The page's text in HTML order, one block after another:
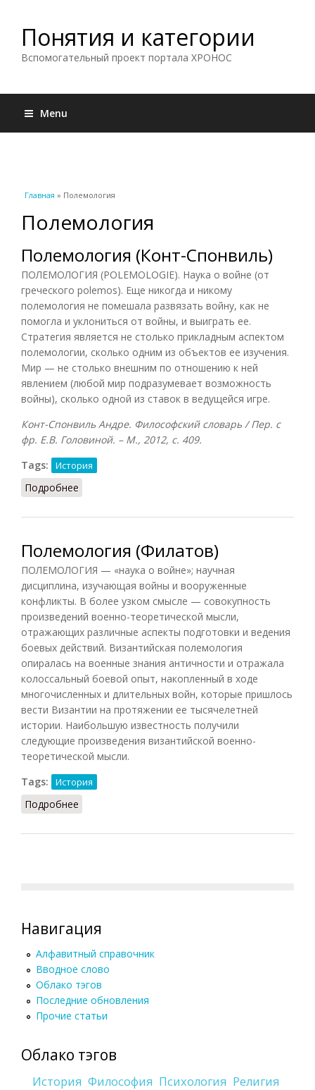
Понятия и категории
Вспомогательный проект портала ХРОНОС
Menu
Вы здесь
Главная » Полемология
Полемология
Полемология (Конт-Спонвиль)
ПОЛЕМОЛОГИЯ (POLEMOLOGIE). Наука о войне (от
греческого polemos). Еще никогда и никому
полемология не помешала развязать войну, как не
помогла и уклониться от войны, и выиграть ее.
Стратегия является не столько прикладным аспектом
полемологии, сколько одним из объектов ее изучения.
Мир — не столько внешним по отношению к ней
явлением (любой мир подразумевает возможность
войны), сколько одной из ставок в ведущейся игре.
Конт-Спонвиль Андре. Философский словарь / Пер. с
фр. Е.В. Головиной. – М., 2012, с. 409.
Tags:
История
Подробнее
Полемология (Филатов)
ПОЛЕМОЛОГИЯ — «наука о войне»; научная
дисциплина, изучающая войны и вооруженные
конфликты. В более узком смысле — совокупность
произведений военно-теоретической мысли,
отражающих различные аспекты подготовки и ведения
боевых действий. Византийская полемология
опиралась на военные знания античности и отражала
колоссальный боевой опыт, накопленный в ходе
многочисленных и длительных войн, которые пришлось
вести Византии на протяжении ее тысячелетней
истории. Наибольшую известность получили
следующие произведения византийской военно-
теоретической мысли.
Tags:
История
Подробнее
Навигация
Алфавитный справочник
Вводное слово
Облако тэгов
Последние обновления
Прочие статьи
Облако тэгов
История Философия Психология Религия